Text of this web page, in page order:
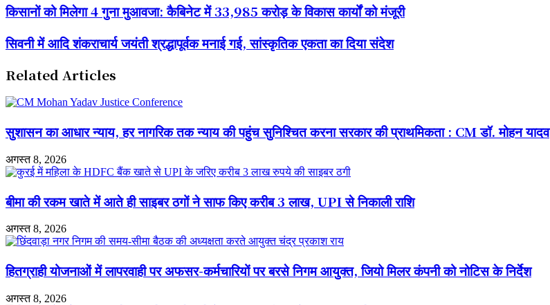
किसानों
को
4
मुआवजा:
कैबिनेट
में
33,985
के
विकास
कार्यों
को
मंजूरी
किसानों को मिलेगा 4 गुना मुआवजा: कैबिनेट में 33,985 करोड़ के विकास कार्यों को मंजूरी
सिवनी
में
शंकराचार्य
श्रद्धापूर्वक
गई,
सांस्कृतिक
का
दिया
सिवनी में आदि शंकराचार्य जयंती श्रद्धापूर्वक मनाई गई, सांस्कृतिक एकता का दिया संदेश
Related Articles
सुशासन का आधार न्याय, हर नागरिक तक न्याय की पहुंच सुनिश्चित करना सरकार की प्राथमिकता : CM डॉ. मोहन यादव
अगस्त 8, 2026
बीमा की रकम खाते में आते ही साइबर ठगों ने साफ किए करीब 3 लाख, UPI से निकाली राशि
अगस्त 8, 2026
हितग्राही योजनाओं में लापरवाही पर अफसर-कर्मचारियों पर बरसे निगम आयुक्त, जियो मिलर कंपनी को नोटिस के निर्देश
अगस्त 8, 2026